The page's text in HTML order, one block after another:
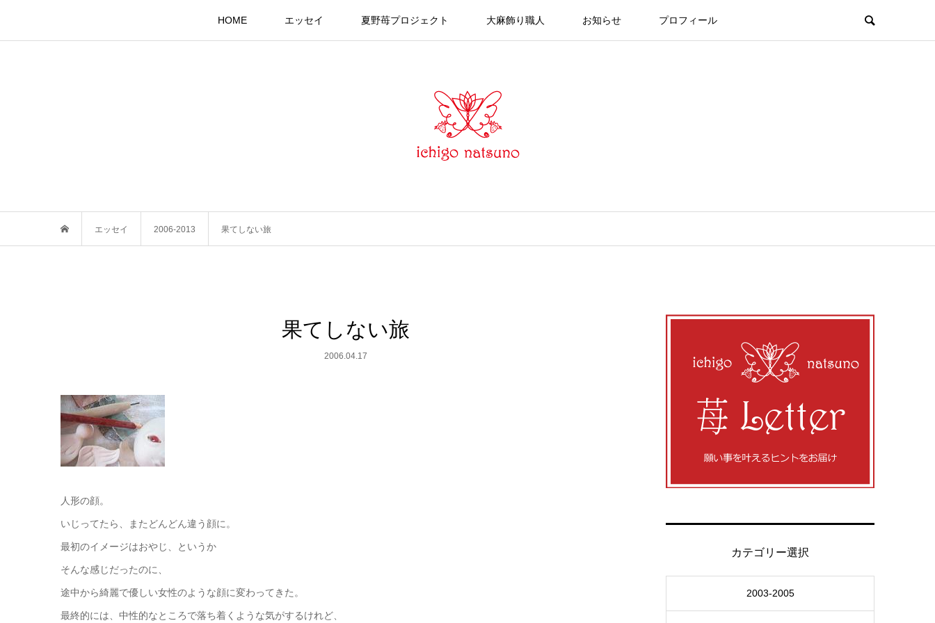
HOME エッセイ 夏野苺プロジェクト 大麻飾り職人 お知らせ プロフィール
エッセイ 2006-2013 果てしない旅
果てしない旅
2006.04.17
人形の顔。
いじってたら、またどんどん違う顔に。
最初のイメージはおやじ、というか
そんな感じだったのに、
途中から綺麗で優しい女性のような顔に変わってきた。
最終的には、中性的なところで落ち着くような気がするけれど、
カテゴリー選択
2003-2005